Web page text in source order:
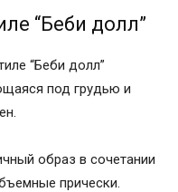
“Беби долл”
“Беби долл”
под грудью и
образ в сочетании
прически.